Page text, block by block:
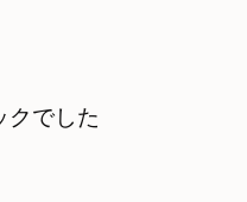
クでした